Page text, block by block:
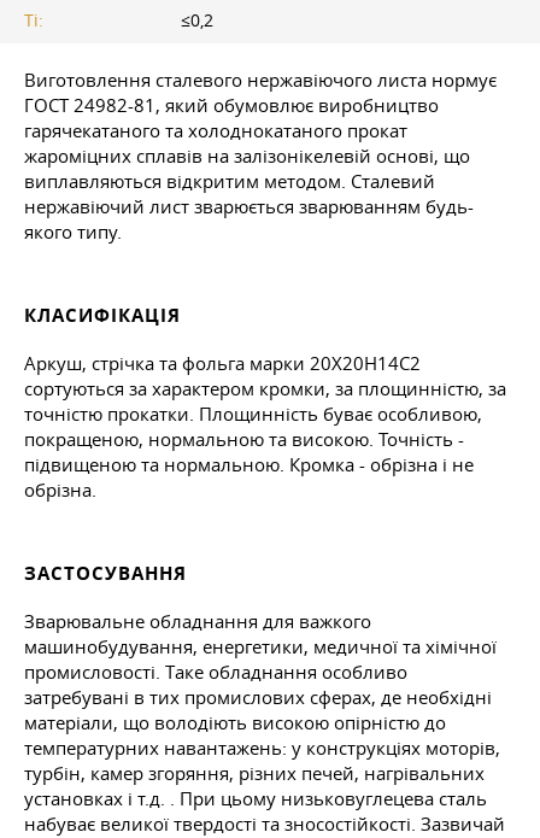
Ti:
≤0,2
Виготовлення сталевого нержавіючого листа нормує
ГОСТ24982-81, який обумовлює виробництво
гарячекатаного та холоднокатаного прокат
жароміцних сплавів на залізонікелевій основі, що
виплавляються відкритим методом. Сталевий
нержавіючий лист зварюється зварюванням будь-
якого типу.
КЛАСИФІКАЦІЯ
Аркуш, стрічка та фольга марки 20Х20Н14С2
сортуються за характером кромки, за площинністю, за
точністю прокатки. Площинність буває особливою,
покращеною, нормальною та високою. Точність -
підвищеною та нормальною. Кромка - обрізна і не
обрізна.
ЗАСТОСУВАННЯ
Зварювальне обладнання для важкого
машинобудування, енергетики, медичної та хімічної
промисловості. Таке обладнання особливо
затребувані в тих промислових сферах, де необхідні
матеріали, що володіють високою опірністю до
температурних навантажень: у конструкціях моторів,
турбін, камер згоряння, різних печей, нагрівальних
установках і т.д. . При цьому низьковуглецева сталь
набуває великої твердості та зносостійкості. Зазвичай